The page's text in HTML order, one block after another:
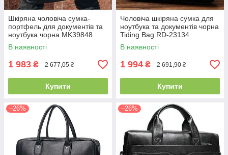
Шкіряна чоловіча сумка-
портфель для документів та
ноутбука чорна MK39848
В наявності
1 983 ₴ 2 677,05 ₴
Купити
Чоловіча шкіряна сумка для
ноутбука та документів чорна
Tiding Bag RD-23134
В наявності
1 994 ₴ 2 691,90 ₴
Купити
–26% –26%